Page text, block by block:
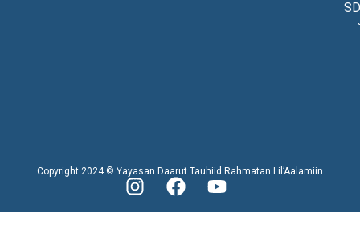
Copyright 2024 © Yayasan Daarut Tauhiid Rahmatan Lil’Aalamiin